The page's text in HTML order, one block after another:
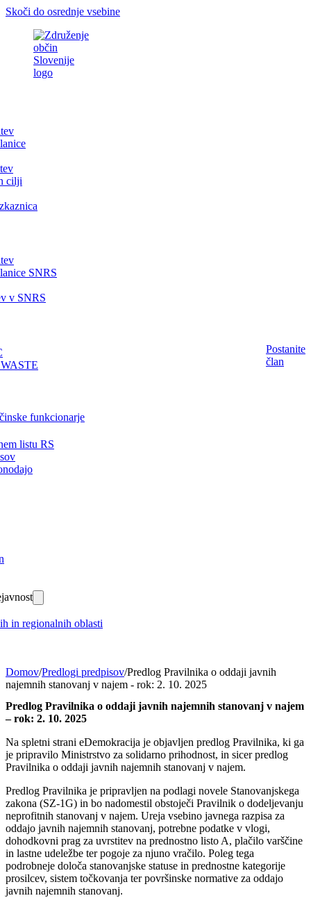
Skoči do osrednje vsebine
cilji
SNRS
v SNRS
funkcionarje
listu RS
in regionalnih oblasti
Postanite
član
Domov/Predlogi predpisov/Predlog Pravilnika o oddaji javnih
najemnih stanovanj v najem - rok: 2. 10. 2025
Predlog Pravilnika o oddaji javnih najemnih stanovanj v najem
– rok: 2. 10. 2025
Na spletni strani eDemokracija je objavljen predlog Pravilnika, ki ga
je pripravilo Ministrstvo za solidarno prihodnost, in sicer predlog
Pravilnika o oddaji javnih najemnih stanovanj v najem.
Predlog Pravilnika je pripravljen na podlagi novele Stanovanjskega
zakona (SZ-1G) in bo nadomestil obstoječi Pravilnik o dodeljevanju
neprofitnih stanovanj v najem. Ureja vsebino javnega razpisa za
oddajo javnih najemnih stanovanj, potrebne podatke v vlogi,
dohodkovni prag za uvrstitev na prednostno listo A, plačilo varščine
in lastne udeležbe ter pogoje za njuno vračilo. Poleg tega
podrobneje določa stanovanjske statuse in prednostne kategorije
prosilcev, sistem točkovanja ter površinske normative za oddajo
javnih najemnih stanovanj.